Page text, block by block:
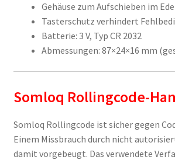
Gehäuse zum Aufschieben im
Tasterschutz verhindert
Batterie: 3 V, Typ CR 2032
Abmessungen: 87×24×16 mm
Somloq Rollingcode-
Somloq Rollingcode ist sicher gegen
Einem Missbrauch durch nicht
damit vorgebeugt. Das verwendete